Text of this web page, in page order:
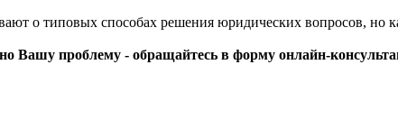
о типовых способах решения юридических вопросов, но
Вашу проблему - обращайтесь в форму онлайн-